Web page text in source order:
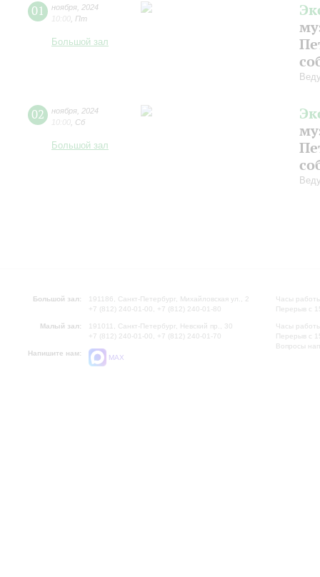
01 ноября 2024
10:00 Пт
Большой зал
02 ноября 2024
10:00 Сб
Большой зал
Большой зал:
191186, Санкт-Петербург, Михайловская ул., 2
+7 (812) 240-01-00, +7 (812) 240-01-80
Малый зал:
191011, Санкт-Петербург, Невский пр., 30
+7 (812) 240-01-00, +7 (812) 240-01-70
Напишите нам:
MAX
Часы
Перерыв с
Часы
Перерыв с
Вопросы